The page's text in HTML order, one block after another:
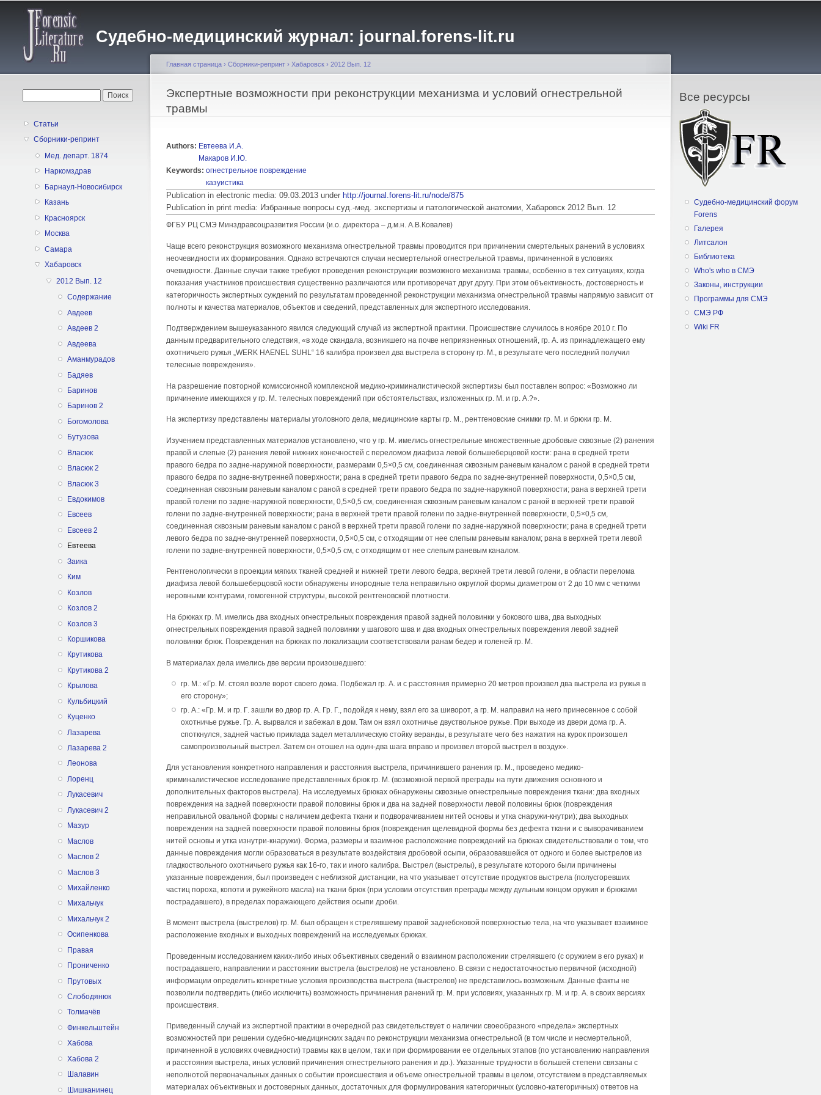
содержанию
Судебно-медицинский журнал: journal.forens-lit.ru
Статьи
Сборники-репринт
Мед. департ. 1874
Наркомздрав
Барнаул-Новосибирск
Казань
Красноярск
Москва
Самара
Хабаровск
2012 Вып. 12
Содержание
Авдеев
Авдеев 2
Авдеева
Аманмурадов
Бадяев
Баринов
Баринов 2
Богомолова
Бутузова
Власюк
Власюк 2
Власюк 3
Евдокимов
Евсеев
Евсеев 2
Евтеева
Заика
Ким
Козлов
Козлов 2
Козлов 3
Коршикова
Крутикова
Крутикова 2
Крылова
Кульбицкий
Куценко
Лазарева
Лазарева 2
Леонова
Лоренц
Лукасевич
Лукасевич 2
Мазур
Маслов
Маслов 2
Маслов 3
Михайленко
Михальчук
Михальчук 2
Осипенкова
Правая
Прониченко
Прутовых
Слободянюк
Толмачёв
Финкельштейн
Хабова
Хабова 2
Шалавин
Шишканинец
Вы здесь
Главная страница › Сборники-репринт › Хабаровск › 2012 Вып. 12
Экспертные возможности при реконструкции механизма и условий огнестрельной
травмы
Authors: Евтеева И.А.
Макаров И.Ю.
Keywords: огнестрельное повреждение
казуистика
Publication in electronic media: 09.03.2013 under http://journal.forens-lit.ru/node/875
Publication in print media: Избранные вопросы суд.-мед. экспертизы и патологической анатомии, Хабаровск 2012 Вып. 12
ФГБУ РЦ СМЭ Минздравсоцразвития России (и.о. директора – д.м.н. А.В.Ковалев)
Чаще всего реконструкция возможного механизма огнестрельной травмы проводится при причинении смертельных ранений в условиях
неочевидности их формирования. Однако встречаются случаи несмертельной огнестрельной травмы, причиненной в условиях
очевидности. Данные случаи также требуют проведения реконструкции возможного механизма травмы, особенно в тех ситуациях, когда
показания участников происшествия существенно различаются или противоречат друг другу. При этом объективность, достоверность и
категоричность экспертных суждений по результатам проведенной реконструкции механизма огнестрельной травмы напрямую зависит от
полноты и качества материалов, объектов и сведений, представленных для экспертного исследования.
Подтверждением вышеуказанного явился следующий случай из экспертной практики. Происшествие случилось в ноябре 2010 г. По
данным предварительного следствия, «в ходе скандала, возникшего на почве неприязненных отношений, гр. А. из принадлежащего ему
охотничьего ружья „WERK HAENEL SUHL“ 16 калибра произвел два выстрела в сторону гр. М., в результате чего последний получил
телесные повреждения».
На разрешение повторной комиссионной комплексной медико-криминалистической экспертизы был поставлен вопрос: «Возможно ли
причинение имеющихся у гр. М. телесных повреждений при обстоятельствах, изложенных гр. М. и гр. А.?».
На экспертизу представлены материалы уголовного дела, медицинские карты гр. М., рентгеновские снимки гр. М. и брюки гр. М.
Изучением представленных материалов установлено, что у гр. М. имелись огнестрельные множественные дробовые сквозные (2) ранения
правой и слепые (2) ранения левой нижних конечностей с переломом диафиза левой большеберцовой кости: рана в средней трети
правого бедра по задне-наружной поверхности, размерами 0,5×0,5 см, соединенная сквозным раневым каналом с раной в средней трети
правого бедра по задне-внутренней поверхности; рана в средней трети правого бедра по задне-внутренней поверхности, 0,5×0,5 см,
соединенная сквозным раневым каналом с раной в средней трети правого бедра по задне-наружной поверхности; рана в верхней трети
правой голени по задне-наружной поверхности, 0,5×0,5 см, соединенная сквозным раневым каналом с раной в верхней трети правой
голени по задне-внутренней поверхности; рана в верхней трети правой голени по задне-внутренней поверхности, 0,5×0,5 см,
соединенная сквозным раневым каналом с раной в верхней трети правой голени по задне-наружной поверхности; рана в средней трети
левого бедра по задне-внутренней поверхности, 0,5×0,5 см, с отходящим от нее слепым раневым каналом; рана в верхней трети левой
голени по задне-внутренней поверхности, 0,5×0,5 см, с отходящим от нее слепым раневым каналом.
Рентгенологически в проекции мягких тканей средней и нижней трети левого бедра, верхней трети левой голени, в области перелома
диафиза левой большеберцовой кости обнаружены инородные тела неправильно округлой формы диаметром от 2 до 10 мм с четкими
неровными контурами, гомогенной структуры, высокой рентгеновской плотности.
На брюках гр. М. имелись два входных огнестрельных повреждения правой задней половинки у бокового шва, два выходных
огнестрельных повреждения правой задней половинки у шагового шва и два входных огнестрельных повреждения левой задней
половинки брюк. Повреждения на брюках по локализации соответствовали ранам бедер и голеней гр. М.
В материалах дела имелись две версии произошедшего:
гр. М.: «Гр. М. стоял возле ворот своего дома. Подбежал гр. А. и с расстояния примерно 20 метров произвел два выстрела из ружья в
его сторону»;
гр. А.: «Гр. М. и гр. Г. зашли во двор гр. А. Гр. Г., подойдя к нему, взял его за шиворот, а гр. М. направил на него принесенное с собой
охотничье ружье. Гр. А. вырвался и забежал в дом. Там он взял охотничье двуствольное ружье. При выходе из двери дома гр. А.
споткнулся, задней частью приклада задел металлическую стойку веранды, в результате чего без нажатия на курок произошел
самопроизвольный выстрел. Затем он отошел на один-два шага вправо и произвел второй выстрел в воздух».
Для установления конкретного направления и расстояния выстрела, причинившего ранения гр. М., проведено медико-
криминалистическое исследование представленных брюк гр. М. (возможной первой преграды на пути движения основного и
дополнительных факторов выстрела). На исследуемых брюках обнаружены сквозные огнестрельные повреждения ткани: два входных
повреждения на задней поверхности правой половины брюк и два на задней поверхности левой половины брюк (повреждения
неправильной овальной формы с наличием дефекта ткани и подворачиванием нитей основы и утка снаружи-кнутри); два выходных
повреждения на задней поверхности правой половины брюк (повреждения щелевидной формы без дефекта ткани и с выворачиванием
нитей основы и утка изнутри-кнаружи). Форма, размеры и взаимное расположение повреждений на брюках свидетельствовали о том, что
данные повреждения могли образоваться в результате воздействия дробовой осыпи, образовавшейся от одного и более выстрелов из
гладкоствольного охотничьего ружья как 16-го, так и иного калибра. Выстрел (выстрелы), в результате которого были причинены
указанные повреждения, был произведен с неблизкой дистанции, на что указывает отсутствие продуктов выстрела (полусгоревших
частиц пороха, копоти и ружейного масла) на ткани брюк (при условии отсутствия преграды между дульным концом оружия и брюками
пострадавшего), в пределах поражающего действия осыпи дроби.
В момент выстрела (выстрелов) гр. М. был обращен к стрелявшему правой заднебоковой поверхностью тела, на что указывает взаимное
расположение входных и выходных повреждений на исследуемых брюках.
Проведенным исследованием каких-либо иных объективных сведений о взаимном расположении стрелявшего (с оружием в его руках) и
пострадавшего, направлении и расстоянии выстрела (выстрелов) не установлено. В связи с недостаточностью первичной (исходной)
информации определить конкретные условия производства выстрела (выстрелов) не представилось возможным. Данные факты не
позволили подтвердить (либо исключить) возможность причинения ранений гр. М. при условиях, указанных гр. М. и гр. А. в своих версиях
происшествия.
Приведенный случай из экспертной практики в очередной раз свидетельствует о наличии своеобразного «предела» экспертных
возможностей при решении судебно-медицинских задач по реконструкции механизма огнестрельной (в том числе и несмертельной,
причиненной в условиях очевидности) травмы как в целом, так и при формировании ее отдельных этапов (по установлению направления
и расстояния выстрела, иных условий причинения огнестрельного ранения и др.). Указанные трудности в большей степени связаны с
неполнотой первоначальных данных о событии происшествия и объеме огнестрельной травмы в целом, отсутствием в представляемых
материалах объективных и достоверных данных, достаточных для формулирования категоричных (условно-категоричных) ответов на
Все ресурсы
Судебно-медицинский форум
Forens
Галерея
Литсалон
Библиотека
Who's who в СМЭ
Законы, инструкции
Программы для СМЭ
СМЭ РФ
Wiki FR